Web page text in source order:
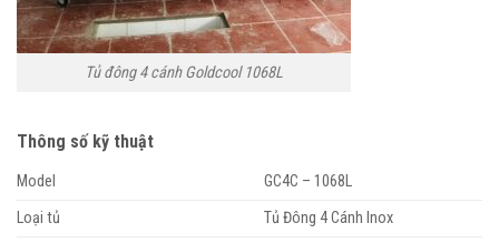
Tủ đông 4 cánh Goldcool 1068L
Thông số kỹ thuật
Model
GC4C – 1068L
Loại tủ
Tủ Đông 4 Cánh Inox